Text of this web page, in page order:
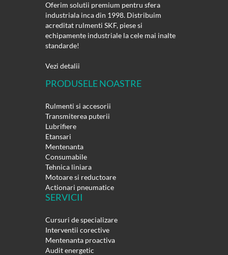
Oferim solutii premium pentru sfera
industriala inca din 1998. Distribuim
acreditat rulmenti SKF, piese si
echipamente industriale la cele mai inalte
standarde!
Vezi detalii
PRODUSELE NOASTRE
Rulmenti si accesorii
Transmiterea puterii
Lubrifiere
Etansari
Mentenanta
Consumabile
Tehnica liniara
Motoare si reductoare
Actionari pneumatice
SERVICII
Cursuri de specializare
Interventii corective
Mentenanta proactiva
Audit energetic